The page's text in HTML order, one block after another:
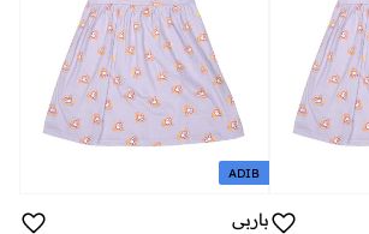
ADIB
باربي